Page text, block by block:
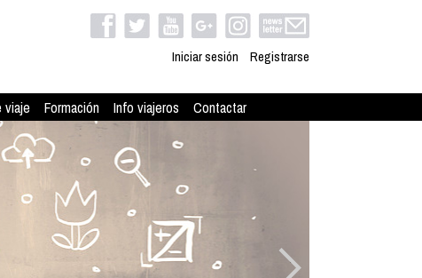
Iniciar sesión Registrarse
viaje Formación Info viajeros Contactar